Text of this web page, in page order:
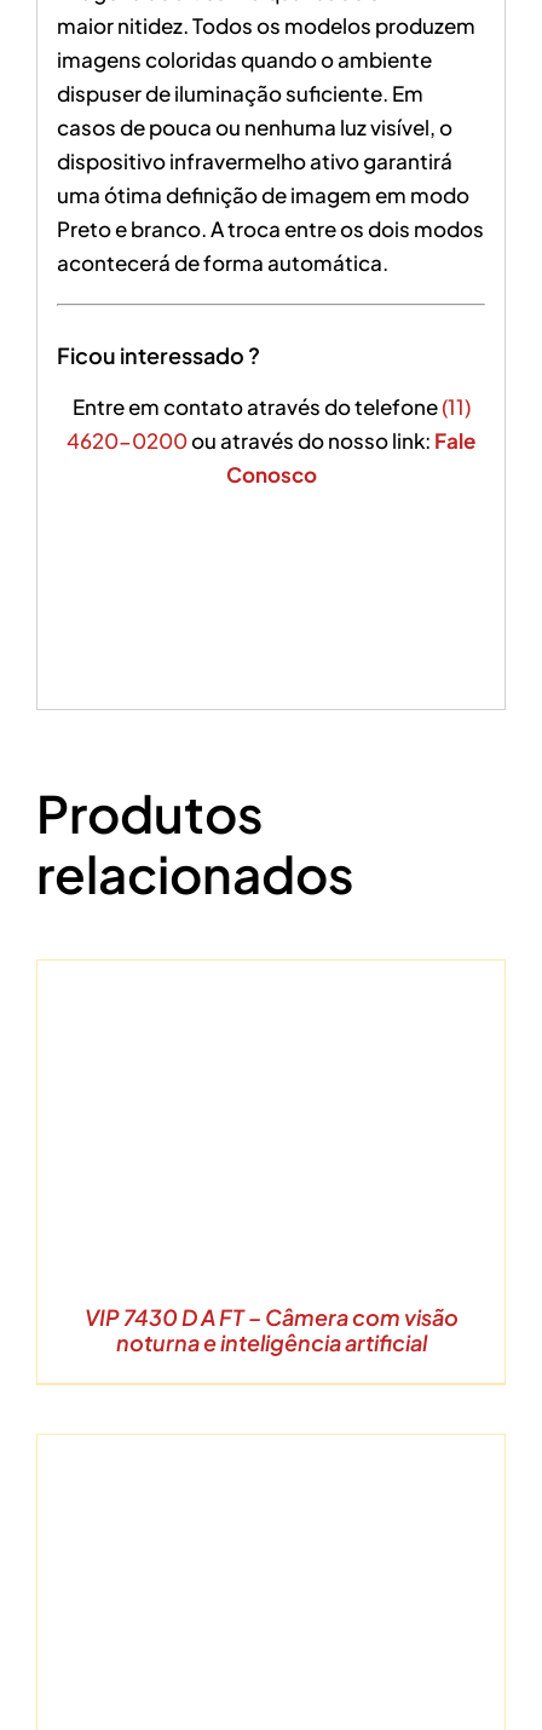
maior nitidez. Todos os modelos produzem
imagens coloridas quando o ambiente
dispuser de iluminação suficiente. Em
casos de pouca ou nenhuma luz visível, o
dispositivo infravermelho ativo garantirá
uma ótima definição de imagem em modo
Preto e branco. A troca entre os dois modos
acontecerá de forma automática.
Ficou interessado ?
Entre em contato através do telefone(11)
4620-0200ou através do nosso link: Fale
Conosco
Produtos
relacionados
VIP 7430 D A FT – Câmera com visão
noturna e inteligência artificial